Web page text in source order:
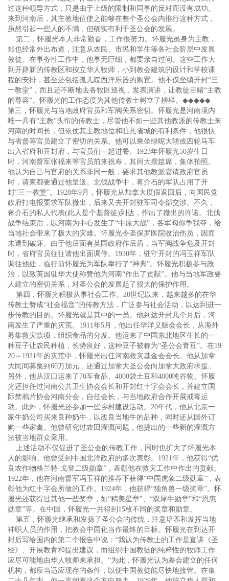
过这种领导方式，只是由于上级的限制和同事的反对而没有成功。
来到河南后，其主教地位使之能够在整个圣公会内推行这种方式，
虽然引起一些人的不满，但确实有利于圣公会的发展。
第二，怀履光本人非常勤奋，工作很努力。怀履光虽身为主教，
却也经常外出布道，注意从农民、市民和学生等各社会阶层中发展
教徒。在事务性工作中，他事无巨细，都要亲自过问。这些工作大
到开辟新的传教区和按立华人牧师，小到教会建筑的设计和学校课
程的安排，甚至还包括孤儿院西洋乐器的购置。他不仅坐镇开封“三
一教堂”，而且还不断地去各牧区巡视，发表演讲，让教徒目睹“主教
的尊容”。怀履光的工作态度为其他传教士树立了榜样。 ◆◆◆◆◆
第三，怀履光与当地政府官员和军阀关系密切。怀履光是河南境内
唯一具有“主教”头衔的传教士，尽管他不如一些其他教派的传教士来
河南的时间长，但依仗其主教地位和驻扎省城的有利条件，他很快
与省督等官员建立了密切的关系。他可以乘坐绿呢大轿或四轮马车
出入省府和开封府，与官员们一起进餐。1923年怀履光50岁生日
时，河南督军张福来等官员前来祝寿，其间大摆筵席，集体拍照。
他认为自己与官府的关系非同一般，要求其他教派宴请政府官员
时，请柬都要通过他呈送。北伐战争中，蒋介石的军队占用了开
封“三一教堂”。1928年9月，怀履光从加拿大度假返回后，向国民党
政府打电报要求军队撤出，后来又去开封驻军司令部交涉。不久，
蒋介石的私人代表(此人是个基督徒)到达，作出了撤出的许诺。北伐
战争结束后，以河南为中心发生了“中原大战”，各军阀你争我夺，给
当地社会带来了极大的灾难。怀履光令圣保罗医院收治伤员，因而
未遭到破坏。由于他后面有英国政府作后盾，当军阀战争危及开封
时，省府官员往往请他出面调停。1930年，驻守开封的冯玉祥军队
调往他处，临行前怀履光为军队举行了“神典”。怀履光积极参与政
治，以致英国驻华大使称赞他为河南“作出了贡献”。他与当地军政要
人建立的密切关系，对圣公会的发展起了很大的保护作用。
第四，怀履光积极从事社会工作。20世纪以来，越来越多的在华
传教士赞成“社会福音”的传教方法，广泛参与社会活动，以达到进一
步传教的目的。怀履光就是其中的一员。他到达开封几个月后，河
南发生了严重的灾荒。1911年5月，他出任华洋义赈会会长，从海外
募集救灾款项，组织食品的分发。他运来了中国东北地区生长的一
种豆子让农民种植，长势良好，这种豆子被称为“圣公会青豆”。在19
20～1921年的灾荒中，怀履光出任河南救灾基金会会长。他从加拿
大民间募集到60万加元，还通过加拿大圣公会向加拿大政府求援。
另外，他从汉口运来了70车食品、4000袋土豆和4000吨谷物。怀履
光还担任过河南公共卫生协会会长和开封红十字会会长，并建立国
际禁鸦片协会河南分会，自任会长，与当地政府合作开展戒毒运
动。此外，怀履光还参加一些乡村建设活动。20年代，他从北京一
家牛奶公司买来良种奶牛，以改良当地牛的品种，同时还从国外订
购一些家禽。他曾研究过农田灌溉问题，他提出的一些新的灌溉方
法被当地群众采用。
上述活动不仅促进了圣公会的传教工作，同时也扩大了怀履光本
人的影响。他曾受到中国北洋政府的多次表彰。1921年，他获得“优
良农作物格兰特·戈登二级勋章”，表彰他在救灾工作中作出的贡献。
1922年，他在河南督军冯玉祥的推荐下获得“中国虎象二级勋章”，表
彰他为红十字会所做的工作。1924年，他获得“独角兽一级奖章”。怀
履光还获得过其他一些奖章，如“精美星章”、“双犀牛勋章”和“恩惠
勋章”等。在中国，怀履光一共得到15枚不同的奖章和勋章。
第五，怀履光继承和发扬了圣公会的传统，注意培养和发挥当地
神职人员的作用，把教会中国化当作最终的目标。怀履光在到达开
封后写给国内的第二个报告中说：“我认为传教士的工作是宣讲《圣
经》、开展教育和提出建议，而组织中国教徒的纯粹性的牧师工作
应尽可能地由华人牧师来承担。”为此，怀履光认为差会建立的任何
机构，都应当适应现存的条件，以便中国教徒能尽快地接管。在豫